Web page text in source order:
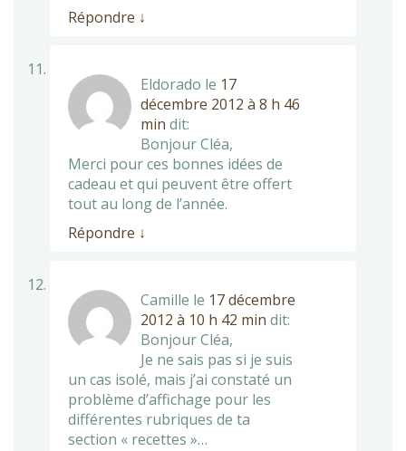
Répondre ↓
Eldorado le 17
décembre 2012 à 8 h 46
min dit:
Bonjour Cléa,
Merci pour ces bonnes idées de
cadeau et qui peuvent être offert
tout au long de l’année.
Répondre ↓
Camille le 17 décembre
2012 à 10 h 42 min dit:
Bonjour Cléa,
Je ne sais pas si je suis
un cas isolé, mais j’ai constaté un
problème d’affichage pour les
différentes rubriques de ta
section « recettes »…